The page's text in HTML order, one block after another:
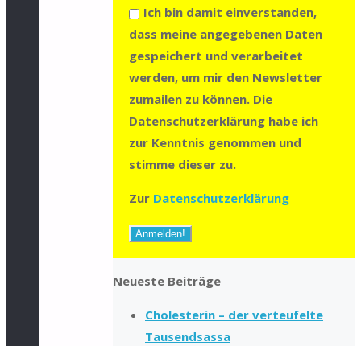
Ich bin damit einverstanden,
dass meine angegebenen Daten
gespeichert und verarbeitet
werden, um mir den Newsletter
zumailen zu können. Die
Datenschutzerklärung habe ich
zur Kenntnis genommen und
stimme dieser zu.
Zur Datenschutzerklärung
Neueste Beiträge
Cholesterin – der verteufelte
Tausendsassa